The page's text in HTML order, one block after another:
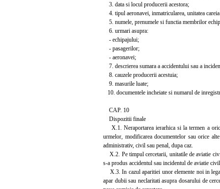
3. data si locul producerii acestora;
4. tipul aeronavei, inmatricularea, unitatea
5. numele, prenumele si functia membrilor
6. urmari asupra:
- echipajului;
- pasagerilor;
- aeronavei;
7. descrierea sumara a accidentului sau a
8. cauzele producerii acestuia;
9. masurile luate;
10. documentele incheiate si numarul de
CAP. 10
Dispozitii finale
X.1. Neraportarea ierarhica si la termen a
urmelor, modificarea documentelor sau orice
administrativ, civil sau penal, dupa caz.
X.2. Pe timpul cercetarii, unitatile de aviatie
s-a produs accidentul sau incidentul de aviatie
X.3. In cazul aparitiei unor elemente noi in
apar dubii sau neclaritati asupra dosarului de